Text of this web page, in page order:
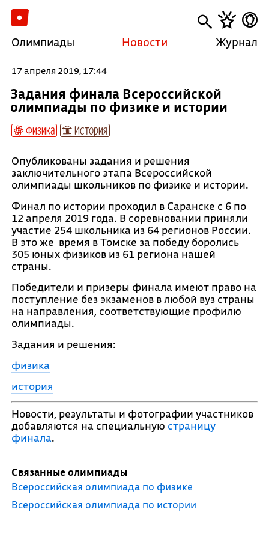
Олимпиады Новости Журнал
17 апреля 2019, 17:44
Задания финала Всероссийской
олимпиады по физике и истории
Физика История
Опубликованы задания и решения
заключительного этапа Всероссийской
олимпиады школьников по физике и истории.
Финал по истории проходил в Саранске с 6 по
12 апреля 2019 года. В соревновании приняли
участие 254 школьника из 64 регионов России.
В это же время в Томске за победу боролись
305 юных физиков из 61 региона нашей
страны.
Победители и призеры финала имеют право на
поступление без экзаменов в любой вуз страны
на направления, соответствующие профилю
олимпиады.
Задания и решения:
физика
история
Новости, результаты и фотографии участников
добавляются на специальную страницу
финала.
Связанные олимпиады
Всероссийская олимпиада по физике
Всероссийская олимпиада по истории